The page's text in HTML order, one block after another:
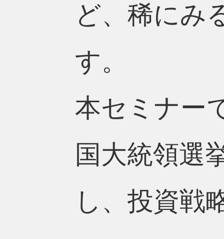
ど、稀にみ
す。
本セミナー
国大統領選
し、投資戦